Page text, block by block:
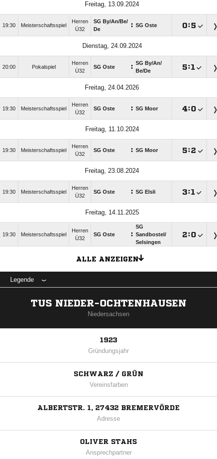
Freitag, 13.09.2024
19:30 Meisterschaftsspiel
Herren
Ü32
SG By/​An/​Be/​
De
: SG Oste :
Dienstag, 24.09.2024
20:00 Pokalspiel
Herren
Ü32
SG Oste : SG By/​An/​
Be/​De
:
Freitag, 24.04.2026
19:30 Meisterschaftsspiel
Herren
Ü32
SG Oste : SG Moor :
Freitag, 11.10.2024
19:30 Meisterschaftsspiel
Herren
Ü32
SG Oste : SG Moor :
Freitag, 23.08.2024
19:30 Meisterschaftsspiel
Herren
Ü32
SG Oste : SG Elsli :
Freitag, 14.11.2025
19:30 Meisterschaftsspiel
Herren
Ü32
SG Oste :
SG
Sandbostel/​
Selsingen
:
ALLE ANZEIGEN
Legende
TUS NIEDER-OCHTENHAUSEN
Niedersachsen
1923
Gründungsjahr
SCHWARZ / GRÜN
Vereinsfarben
ALBERTSTR. 1, 27432 BREMERVÖRDE
Adresse
OLIVER STAHS
Ansprechpartner